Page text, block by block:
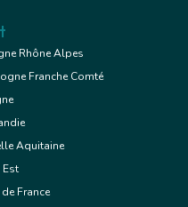
Rhône Alpes
Franche Comté
Aquitaine
Est
France